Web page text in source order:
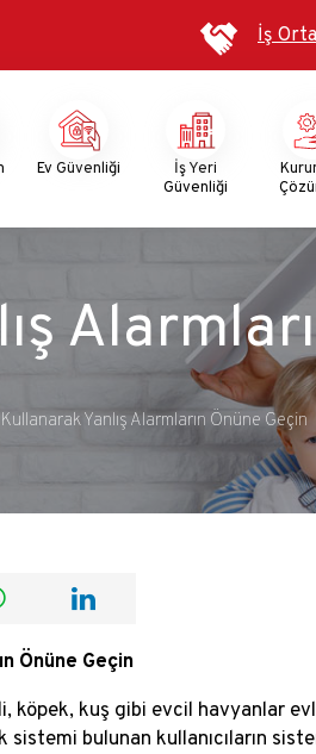
İş
Ev Güvenliği
İş Yeri
Güvenliği
Yanlış Alarmların Önüne Geçin
Önüne Geçin
köpek, kuş gibi evcil havyanlar
bulunan kullanıcıların